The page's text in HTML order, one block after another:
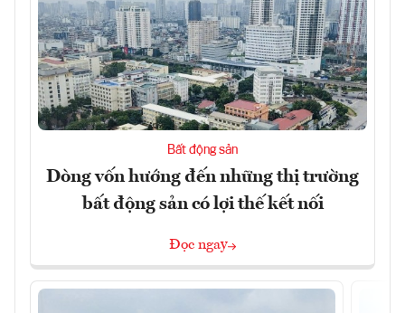
Bất động sản
Dòng vốn hướng đến những thị trường
bất động sản có lợi thế kết nối
Đọc ngay